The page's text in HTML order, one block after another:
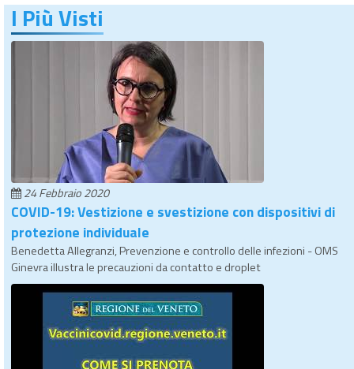
I Più Visti
24 Febbraio 2020
COVID-19: Vestizione e svestizione con dispositivi di
protezione individuale
Benedetta Allegranzi, Prevenzione e controllo delle infezioni - OMS
Ginevra illustra le precauzioni da contatto e droplet